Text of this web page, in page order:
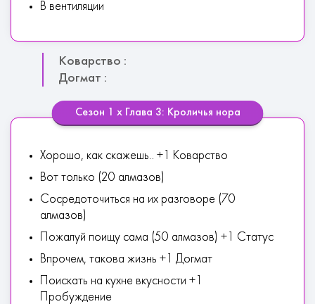
В вентиляции
Коварство :
Догмат :
Сезон 1 х Глава 3: Кроличья нора
Хорошо, как скажешь.. +1 Коварство
Вот только (20 алмазов)
Сосредоточиться на их разговоре (70
алмазов)
Пожалуй поищу сама (50 алмазов) +1 Статус
Впрочем, такова жизнь +1 Догмат
Поискать на кухне вкусности +1
Пробуждение